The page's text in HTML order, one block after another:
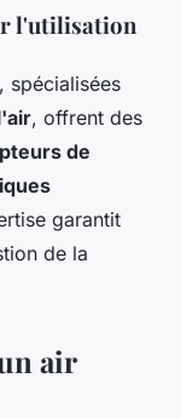
l'utilisation
, spécialisées
, offrent des
de
garantit
de la
air